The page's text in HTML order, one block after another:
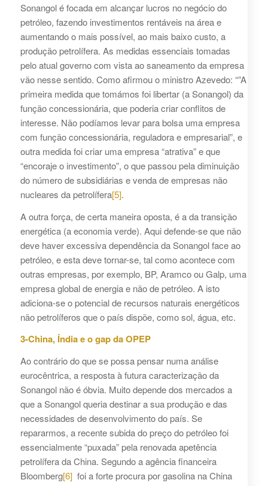
Sonangol é focada em alcançar lucros no negócio do
petróleo, fazendo investimentos rentáveis na área e
aumentando o mais possível, ao mais baixo custo, a
produção petrolífera. As medidas essenciais tomadas
pelo atual governo com vista ao saneamento da empresa
vão nesse sentido. Como afirmou o ministro Azevedo: “”A
primeira medida que tomámos foi libertar (a Sonangol) da
função concessionária, que poderia criar conflitos de
interesse. Não podíamos levar para bolsa uma empresa
com função concessionária, reguladora e empresarial”, e
outra medida foi criar uma empresa “atrativa” e que
“encoraje o investimento”, o que passou pela diminuição
do número de subsidiárias e venda de empresas não
nucleares da petrolífera[5].
A outra força, de certa maneira oposta, é a da transição
energética (a economia verde). Aqui defende-se que não
deve haver excessiva dependência da Sonangol face ao
petróleo, e esta deve tornar-se, tal como acontece com
outras empresas, por exemplo, BP, Aramco ou Galp, uma
empresa global de energia e não de petróleo. A isto
adiciona-se o potencial de recursos naturais energéticos
não petrolíferos que o país dispõe, como sol, água, etc.
3-China, Índia e o gap da OPEP
Ao contrário do que se possa pensar numa análise
eurocêntrica, a resposta à futura caracterização da
Sonangol não é óbvia. Muito depende dos mercados a
que a Sonangol queria destinar a sua produção e das
necessidades de desenvolvimento do país. Se
repararmos, a recente subida do preço do petróleo foi
essencialmente “puxada” pela renovada apetência
petrolífera da China. Segundo a agência financeira
Bloomberg[6]foi a forte procura por gasolina na China